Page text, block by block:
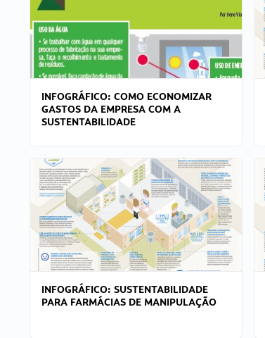
INFOGRÁFICO: COMO ECONOMIZAR
GASTOS DA EMPRESA COM A
SUSTENTABILIDADE
INFOGRÁFICO: SUSTENTABILIDADE
PARA FARMÁCIAS DE MANIPULAÇÃO